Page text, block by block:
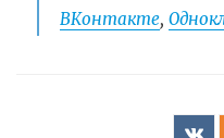
ВКонтакте,